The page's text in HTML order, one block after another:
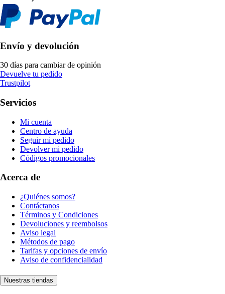
Envío y devolución
30 días para cambiar de opinión
Devuelve tu pedido
Trustpilot
Servicios
Mi cuenta
Centro de ayuda
Seguir mi pedido
Devolver mi pedido
Códigos promocionales
Acerca de
¿Quiénes somos?
Contáctanos
Términos y Condiciones
Devoluciones y reembolsos
Aviso legal
Métodos de pago
Tarifas y opciones de envío
Aviso de confidencialidad
Nuestras tiendas